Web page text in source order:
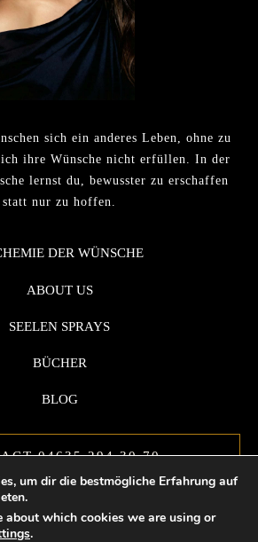
sich ein anderes Leben, ohne zu
ihre Wünsche nicht erfüllen. In der
lernst du, bewusster zu erschaffen
statt nur zu hoffen.
DER WÜNSCHE
ABOUT US
SEELEN SPRAYS
BÜCHER
BLOG
04635 294 30 70
um dir die bestmögliche Erfahrung auf
about which cookies we are using or
.